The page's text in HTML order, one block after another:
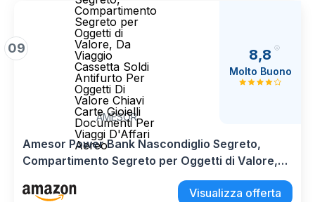
09
Compartimento
Segreto per
Oggetti di
Valore, Da
Viaggio
Cassetta Soldi
Antifurto Per
Oggetti Di
Valore Chiavi
Carte Gioielli
Documenti Per
Viaggi D'Affari
Aereo
AMESOR
8,8
Molto Buono
Amesor Power Bank Nascondiglio Segreto,
Compartimento Segreto per Oggetti di Valore,
Da Viaggio Cassetta Soldi Antifurto Per Oggetti
Di Valore Chiavi Carte Gioielli Documenti Per
Visualizza offerta